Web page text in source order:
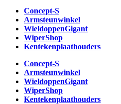
Concept-S
Armsteunwinkel
WieldoppenGigant
WiperShop
Kentekenplaathouders
Concept-S
Armsteunwinkel
WieldoppenGigant
WiperShop
Kentekenplaathouders